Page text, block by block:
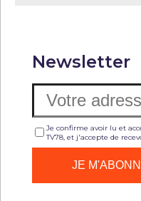
Newsletter
Je confirme avoir lu et
TV78, et j'accepte de